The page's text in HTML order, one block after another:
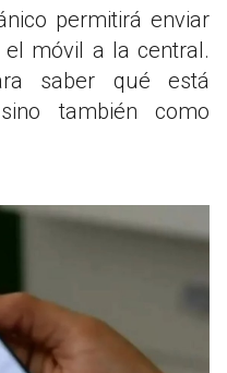
permitirá enviar
móvil a la central.
saber qué está
también como